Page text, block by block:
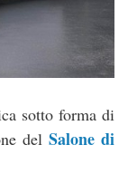
sotto forma di
del Salone di